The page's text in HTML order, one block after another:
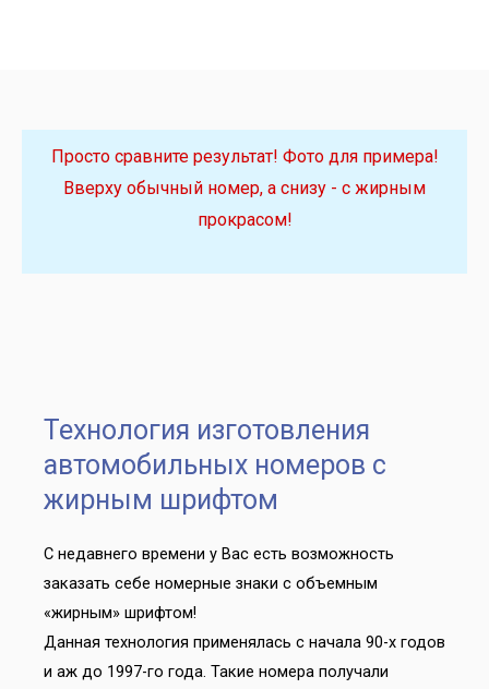
Просто сравните результат! Фото для примера!
Вверху обычный номер, а снизу - с жирным
прокрасом!
Технология изготовления
автомобильных номеров с
жирным шрифтом
С недавнего времени у Вас есть возможность
заказать себе номерные знаки с объемным
«жирным» шрифтом!
Данная технология применялась с начала 90-х годов
и аж до 1997-го года. Такие номера получали